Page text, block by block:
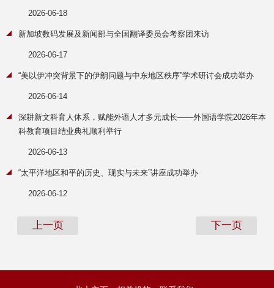
2026-06-18
新加坡数码发展及新闻部与全国翻译委员会考察团来访
2026-06-17
“美以伊冲突背景下的伊朗问题与中东地区秩序”学术研讨会成功举办
2026-06-14
深耕新文科育人体系，赋能外语人才多元成长——外国语学院2026年本
科教育项目结业典礼顺利举行
2026-06-13
“太平洋地区和平的历史、现实与未来”讲座成功举办
2026-06-12
上一页 下一页